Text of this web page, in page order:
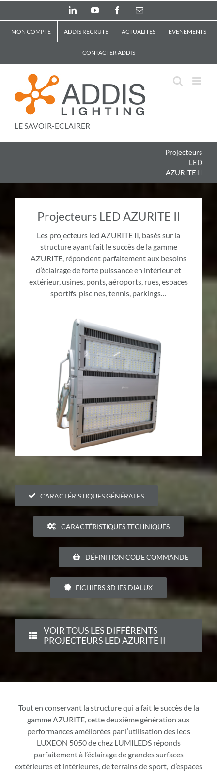
LinkedInYouTube FacebookEmail
MON COMPTE ADDIS RECRUTE ACTUALITES EVENEMENTS
CONTACTER ADDIS
LE SAVOIR-ECLAIRER
Projecteurs
LED
AZURITE II
Projecteurs LED AZURITE II
Les projecteurs led AZURITE II, basés sur la
structure ayant fait le succès de la gamme
AZURITE, répondent parfaitement aux besoins
d’éclairage de forte puissance en intérieur et
extérieur, usines, ponts, aéroports, rues, espaces
sportifs, piscines, tennis, parkings…
CARACTÉRISTIQUES GÉNÉRALES
CARACTÉRISTIQUES TECHNIQUES
DÉFINITION CODE COMMANDE
FICHIERS 3D IES DIALUX
VOIR TOUS LES DIFFÉRENTS
PROJECTEURS LED AZURITE II
Tout en conservant la structure qui a fait le succès de la
gamme AZURITE, cette deuxième génération aux
performances améliorées par l’utilisation des leds
LUXEON 5050 de chez LUMILEDS réponds
parfaitement à l’éclairage de grandes surfaces
extérieures et intérieures, de terrains de sport, d’espaces